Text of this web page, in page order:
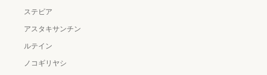
ステビア
アスタキサンチン
ルテイン
ノコギリヤシ